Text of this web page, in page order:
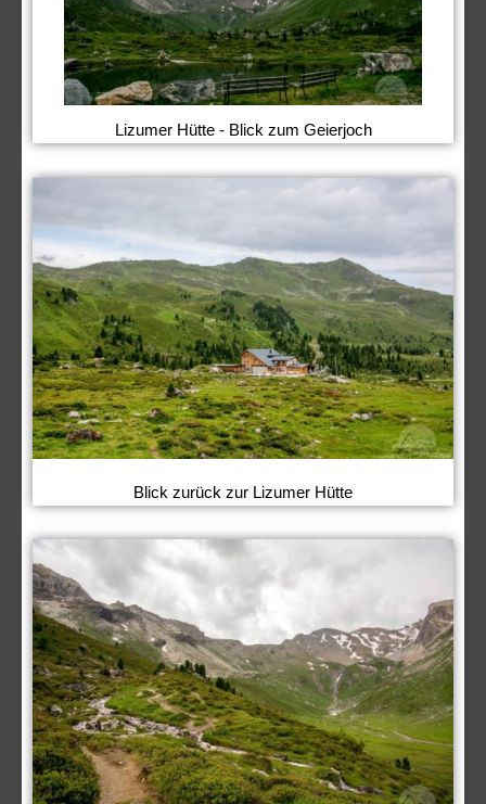
Lizumer Hütte - Blick zum Geierjoch
Blick zurück zur Lizumer Hütte